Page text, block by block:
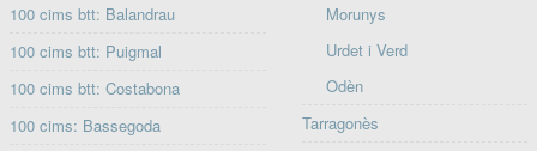
100 cims btt: Balandrau
100 cims btt: Puigmal
100 cims btt: Costabona
100 cims: Bassegoda
Morunys
Urdet i Verd
Odèn
Tarragonès